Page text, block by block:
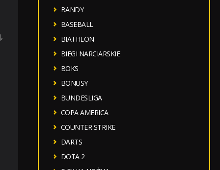
BANDY
BASEBALL
BIATHLON
BIEGI NARCIARSKIE
BOKS
BONUSY
BUNDESLIGA
COPA AMERICA
COUNTER STRIKE
DARTS
DOTA 2